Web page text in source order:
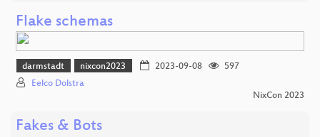
Flake schemas
darmstadt nixcon2023 2023-09-08
597
Eelco Dolstra
NixCon 2023
Fakes & Bots